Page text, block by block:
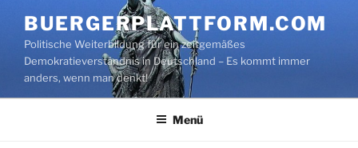
Inhalt
springen
BUERGERPLATTFORM.COM
Politische Weiterbildung für ein zeitgemäßes
Demokratieverständnis in Deutschland – Es kommt immer
anders, wenn man denkt!
Menü